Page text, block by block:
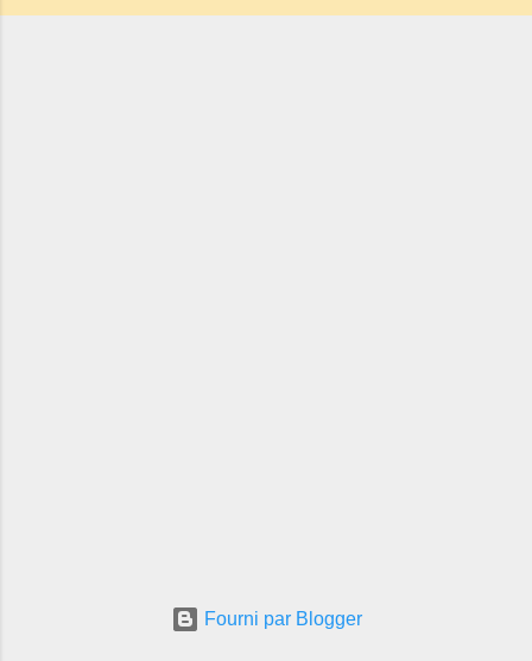
son jambon de pays et son poulet cocotte,
Fourni par Blogger